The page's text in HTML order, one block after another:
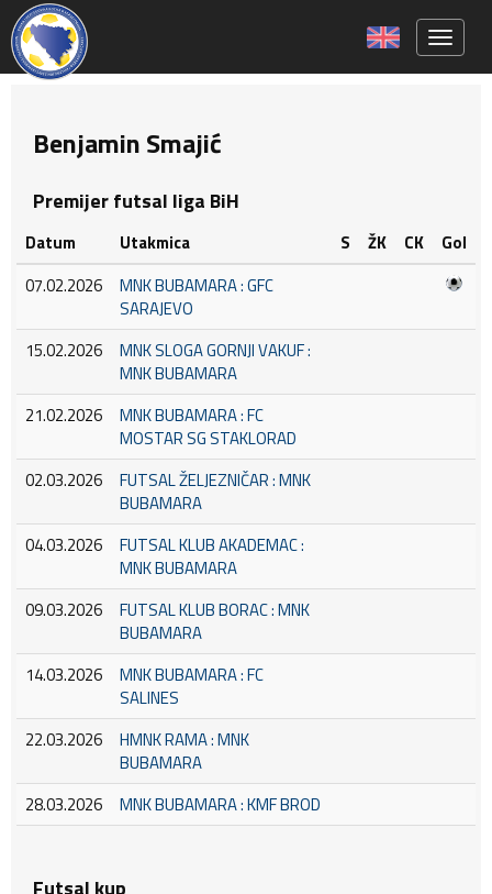
Benjamin Smajić
Premijer futsal liga BiH
Datum Utakmica S ŽK CK
Gol
07.02.2026
MNK BUBAMARA : GFC
SARAJEVO
15.02.2026
MNK SLOGA GORNJI VAKUF :
MNK BUBAMARA
21.02.2026
MNK BUBAMARA : FC
MOSTAR SG STAKLORAD
02.03.2026
FUTSAL ŽELJEZNIČAR : MNK
BUBAMARA
04.03.2026
FUTSAL KLUB AKADEMAC :
MNK BUBAMARA
09.03.2026
FUTSAL KLUB BORAC : MNK
BUBAMARA
14.03.2026
MNK BUBAMARA : FC
SALINES
22.03.2026
HMNK RAMA : MNK
BUBAMARA
28.03.2026
MNK BUBAMARA : KMF BROD
Futsal kup